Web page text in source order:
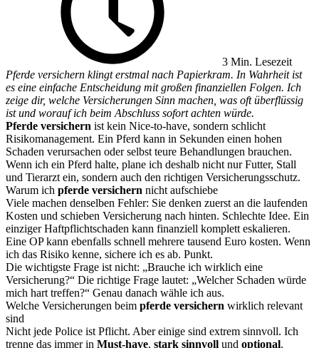
3 Min. Lesezeit
Pferde versichern klingt erstmal nach Papierkram. In Wahrheit ist
es eine einfache Entscheidung mit großen finanziellen Folgen. Ich
zeige dir, welche Versicherungen Sinn machen, was oft überflüssig
ist und worauf ich beim Abschluss sofort achten würde.
Pferde versichern ist kein Nice-to-have, sondern schlicht
Risikomanagement. Ein Pferd kann in Sekunden einen hohen
Schaden verursachen oder selbst teure Behandlungen brauchen.
Wenn ich ein Pferd halte, plane ich deshalb nicht nur Futter, Stall
und Tierarzt ein, sondern auch den richtigen Versicherungsschutz.
Warum ich pferde versichern nicht aufschiebe
Viele machen denselben Fehler: Sie denken zuerst an die laufenden
Kosten und schieben Versicherung nach hinten. Schlechte Idee. Ein
einziger Haftpflichtschaden kann finanziell komplett eskalieren.
Eine OP kann ebenfalls schnell mehrere tausend Euro kosten. Wenn
ich das Risiko kenne, sichere ich es ab. Punkt.
Die wichtigste Frage ist nicht: „Brauche ich wirklich eine
Versicherung?“ Die richtige Frage lautet: „Welcher Schaden würde
mich hart treffen?“ Genau danach wähle ich aus.
Welche Versicherungen beim pferde versichern wirklich relevant
sind
Nicht jede Police ist Pflicht. Aber einige sind extrem sinnvoll. Ich
trenne das immer in Must-have, stark sinnvoll und optional.